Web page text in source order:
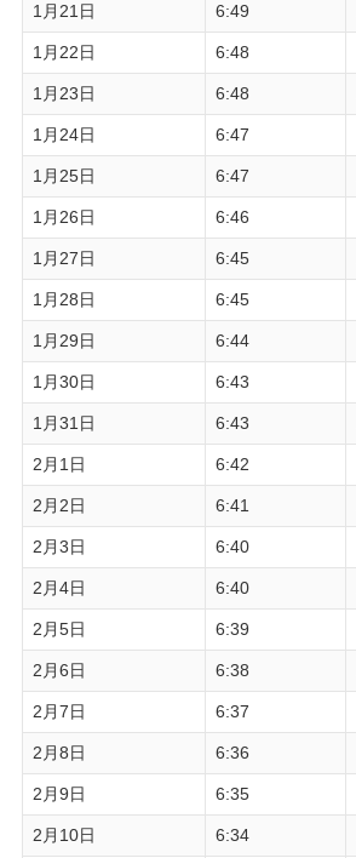
1月21日 6:49
1月22日 6:48
1月23日 6:48
1月24日 6:47
1月25日 6:47
1月26日 6:46
1月27日 6:45
1月28日 6:45
1月29日 6:44
1月30日 6:43
1月31日 6:43
2月1日 6:42
2月2日 6:41
2月3日 6:40
2月4日 6:40
2月5日 6:39
2月6日 6:38
2月7日 6:37
2月8日 6:36
2月9日 6:35
2月10日 6:34